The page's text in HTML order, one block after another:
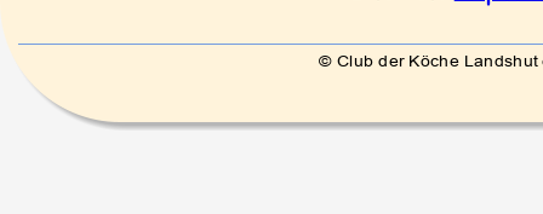
© Club der Köche Landshut